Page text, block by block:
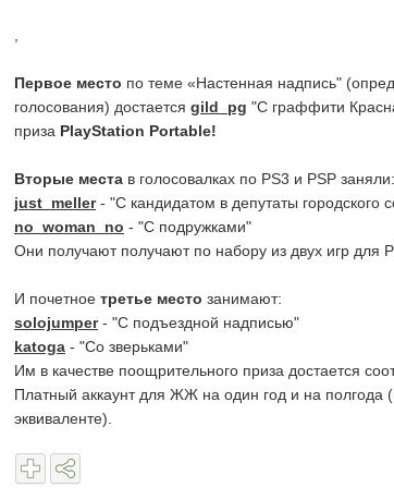
Первое место по теме «Настенная надпись"
голосования) достается gild_pg "С граффити
приза PlayStation Portable!
Вторые места в голосовалках по PS3 и PSP заняли:
just_meller- "С кандидатом в депутаты городского
no_woman_no - "С подружками"
Они получают получают по набору из двух игр для
И почетное третье место занимают:
solojumper- "С подъездной надписью"
katoga - "Со зверьками"
Им в качестве поощрительного приза достается
Платный аккаунт для ЖЖ на один год и на полгода
эквиваленте).